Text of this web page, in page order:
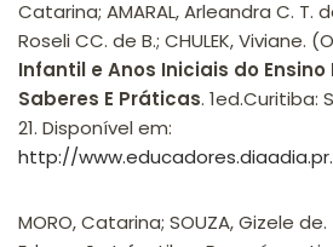
Catarina; AMARAL, Arleandra C. T.
Roseli CC. de B.; CHULEK, Viviane.
Infantil e Anos Iniciais do
Saberes E Práticas. 1ed.Curitiba:
21. Disponível em:
http://
MORO, Catarina; SOUZA, Gizele